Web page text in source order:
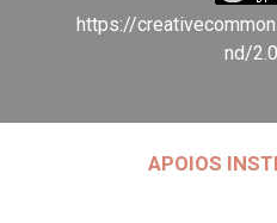
https://
nd/
APOIOS